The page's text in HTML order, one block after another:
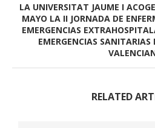
LA UNIVERSITAT JAUME I
MAYO LA II JORNADA DE
EMERGENCIAS
EMERGENCIAS
RELATED